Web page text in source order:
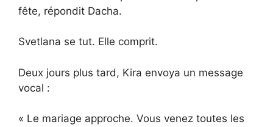
fête, répondit Dacha.
Svetlana se tut. Elle comprit.
Deux jours plus tard, Kira envoya un message
vocal :
« Le mariage approche. Vous venez toutes les